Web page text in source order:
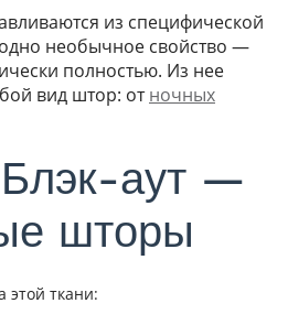
из специфической
необычное свойство —
полностью. Из нее
вид штор: отночных
аут —
шторы
ткани: